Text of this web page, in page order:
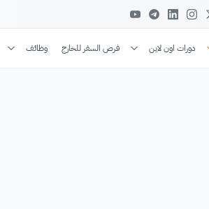
دورات اون لاين فرص السفر للخارج وظائف